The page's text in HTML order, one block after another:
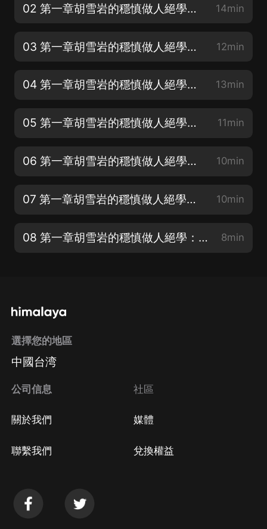
02 第一章胡雪岩的穩慎做人絕學：做人要以和為興 14min
03 第一章胡雪岩的穩慎做人絕學：善待别人就是善待自己 12min
04 第一章胡雪岩的穩慎做人絕學：做生意也要與人為善 13min
05 第一章胡雪岩的穩慎做人絕學：做人就要講求信用 11min
06 第一章胡雪岩的穩慎做人絕學：做生意也要重感情 10min
07 第一章胡雪岩的穩慎做人絕學：君子愛財要取之有道 10min
08 第一章胡雪岩的穩慎做人絕學：做事要說一是一 8min
選擇您的地區
中國台湾
公司信息
關於我們
聯繫我們
社區
媒體
兌換權益